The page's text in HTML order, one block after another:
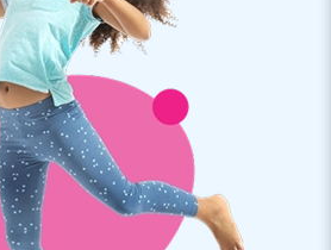
serviço e garantia
de almofadas saltitantes e
tendas em cúpula insufláveis
são exportados para mais de 75
com o melhor das pessoas e
ao lugar certo para o melhor
uma garantia para a tua